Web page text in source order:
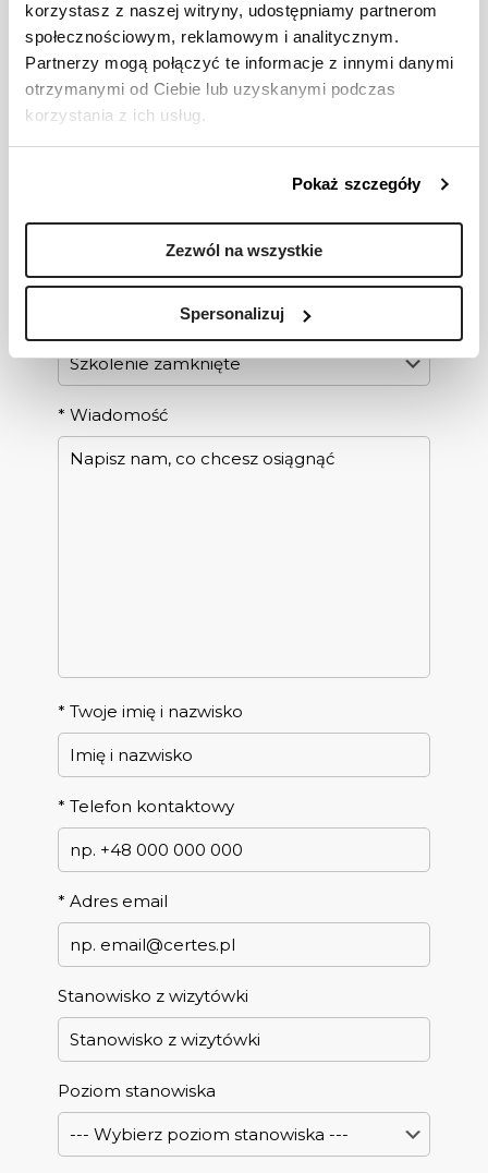
korzystasz z naszej witryny, udostępniamy partnerom
społecznościowym, reklamowym i analitycznym.
Partnerzy mogą połączyć te informacje z innymi danymi
otrzymanymi od Ciebie lub uzyskanymi podczas
korzystania z ich usług.
Pokaż szczegóły
Zezwól na wszystkie
Spersonalizuj
IPMA – 3 h
a skontaktujemy się z Tobą!
Pole oznaczone symbolem * jest polem
obowiązkowym
Temat rozmowy
* Wiadomość
* Twoje imię i nazwisko
* Telefon kontaktowy
* Adres email
Stanowisko z wizytówki
Poziom stanowiska